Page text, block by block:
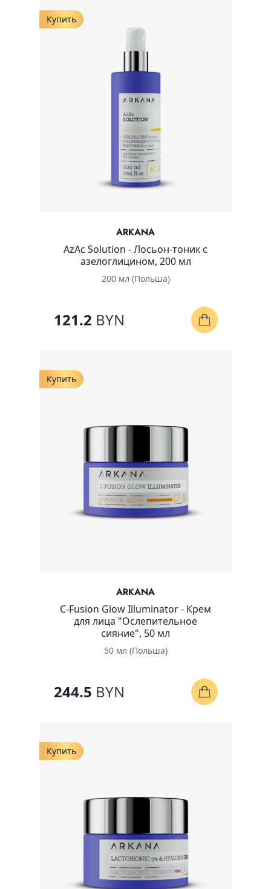
Купить
ARKANA
AzAc Solution - Лосьон-тоник с
азелоглицином, 200 мл
200 мл (Польша)
121.2 BYN
Купить
ARKANA
C-Fusion Glow Illuminator - Крем
для лица "Ослепительное
сияние", 50 мл
50 мл (Польша)
244.5 BYN
Купить